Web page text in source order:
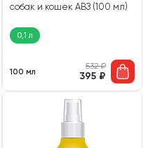
собак и кошек АВЗ (100 мл)
0,1 л
100 мл
532₽
395 ₽